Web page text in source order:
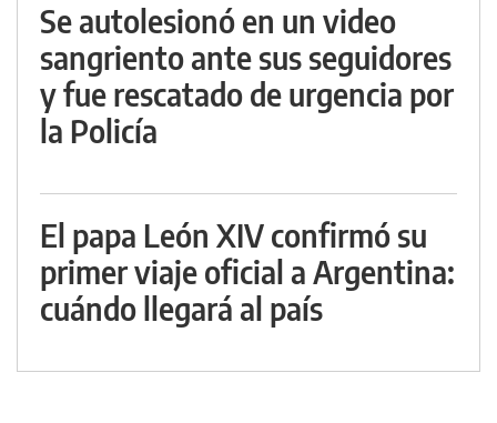
Se autolesionó en un video
sangriento ante sus seguidores
y fue rescatado de urgencia por
la Policía
El papa León XIV confirmó su
primer viaje oficial a Argentina:
cuándo llegará al país